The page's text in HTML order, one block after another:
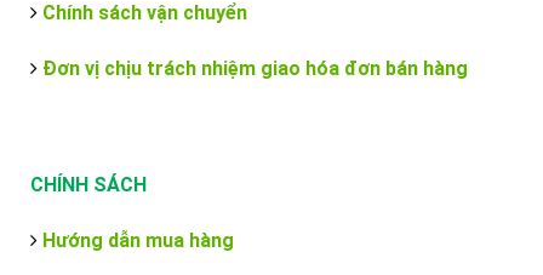
Chính sách vận chuyển
Đơn vị chịu trách nhiệm giao hóa đơn bán hàng
CHÍNH SÁCH
Hướng dẫn mua hàng